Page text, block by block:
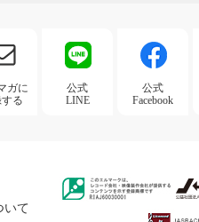
ガに
る
公式
LINE
公式
Facebook
いて